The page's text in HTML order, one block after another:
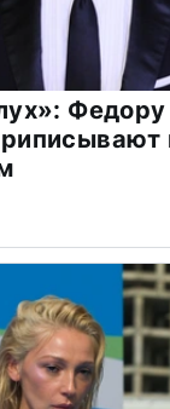
Федору